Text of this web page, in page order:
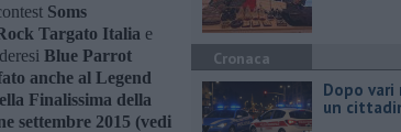
Soms
Targato Italia e
Blue Parrot
anche al Legend
Finalissima della
settembre 2015 (vedi
Cronaca
Dopo vari
un